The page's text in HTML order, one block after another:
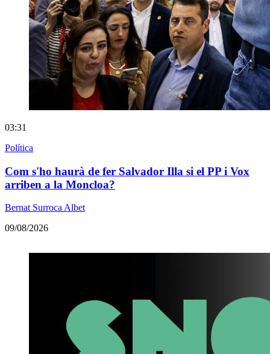
03:31
Política
Com s'ho haurà de fer Salvador Illa si el PP i Vox
arriben a la Moncloa?
Bernat Surroca Albet
09/08/2026